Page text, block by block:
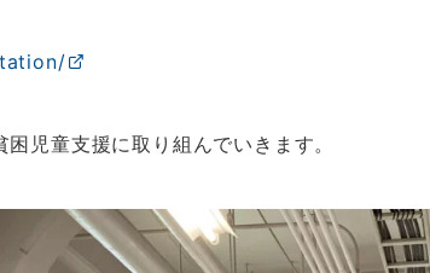
児童支援に取り組んでいきます。